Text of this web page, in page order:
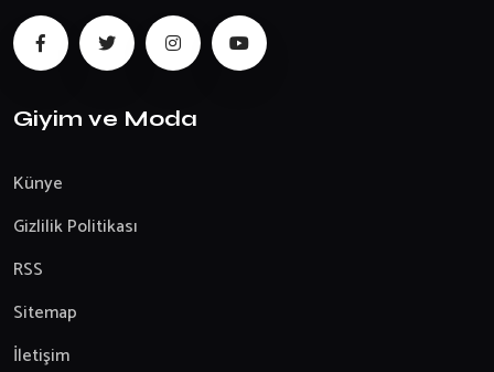
Giyim ve Moda
Künye
Gizlilik Politikası
RSS
Sitemap
İletişim